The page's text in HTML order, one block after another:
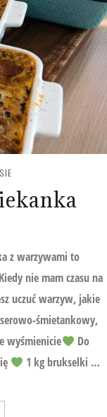
z warzywami to
nie mam czasu na
uczuć warzyw, jakie
śmietankowy,
wyśmienicie
Do
1 kg brukselki …